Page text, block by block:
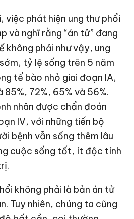
việc phát hiện ung thư phổi
và nghĩ rằng “án tử” đang
không phải như vậy, ung
tỷ lệ sống trên 5 năm
tế bào nhỏ giai đoạn IA,
85%, 72%, 65% và 56%.
nhân được chẩn đoán
IV, với những tiến bộ
bệnh vẫn sống thêm lâu
cuộc sống tốt, ít độc tính
không phải là bản án tử
Tuy nhiên, chúng ta cũng